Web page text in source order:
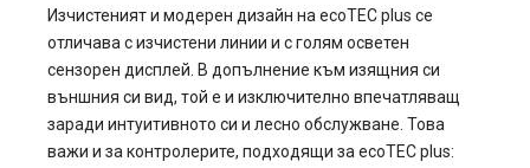
Изчистеният и модерен дизайн на ecoTEC plus се
отличава с изчистени линии и с голям осветен
сензорен дисплей. В допълнение към изящния си
външния си вид, той е и изключително впечатляващ
заради интуитивното си и лесно обслужване. Това
важи и за контролерите, подходящи за ecoTEC plus: